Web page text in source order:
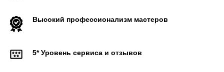
Высокий профессионализм мастеров
5* Уровень сервиса и отзывов